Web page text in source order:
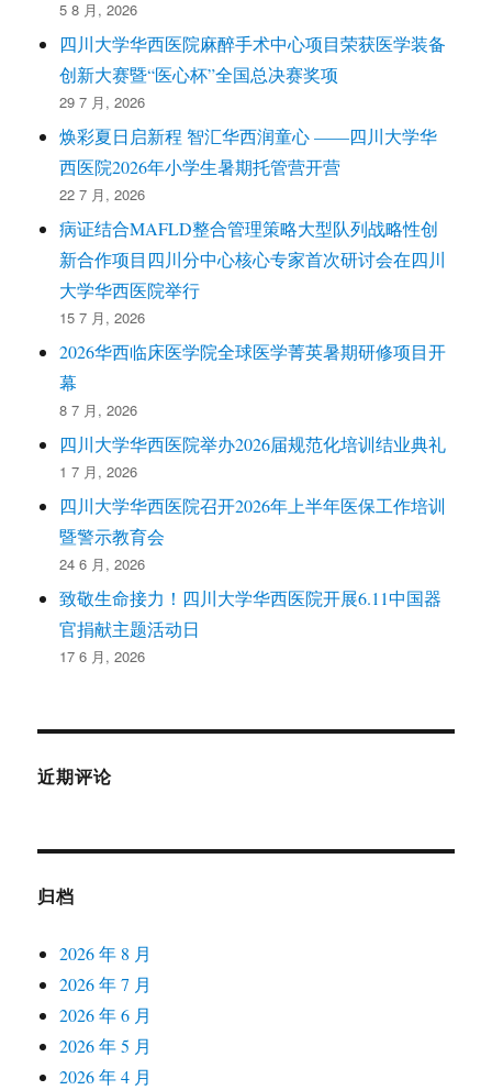
5 8 月, 2026
四川大学华西医院麻醉手术中心项目荣获医学装备
创新大赛暨“医心杯”全国总决赛奖项
29 7 月, 2026
焕彩夏日启新程 智汇华西润童心 ——四川大学华
西医院2026年小学生暑期托管营开营
22 7 月, 2026
病证结合MAFLD整合管理策略大型队列战略性创
新合作项目四川分中心核心专家首次研讨会在四川
大学华西医院举行
15 7 月, 2026
2026华西临床医学院全球医学菁英暑期研修项目开
幕
8 7 月, 2026
四川大学华西医院举办2026届规范化培训结业典礼
1 7 月, 2026
四川大学华西医院召开2026年上半年医保工作培训
暨警示教育会
24 6 月, 2026
致敬生命接力！四川大学华西医院开展6.11中国器
官捐献主题活动日
17 6 月, 2026
近期评论
归档
2026 年 8 月
2026 年 7 月
2026 年 6 月
2026 年 5 月
2026 年 4 月